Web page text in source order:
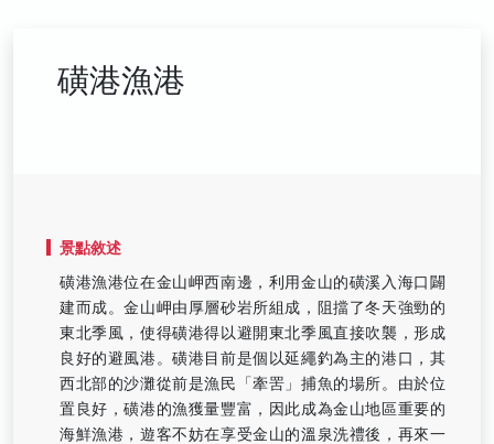
磺港漁港
景點敘述
磺港漁港位在金山岬西南邊，利用金山的磺溪入海口闢
建而成。金山岬由厚層砂岩所組成，阻擋了冬天強勁的
東北季風，使得磺港得以避開東北季風直接吹襲，形成
良好的避風港。磺港目前是個以延繩釣為主的港口，其
西北部的沙灘從前是漁民「牽罟」捕魚的場所。由於位
置良好，磺港的漁獲量豐富，因此成為金山地區重要的
海鮮漁港，遊客不妨在享受金山的溫泉洗禮後，再來一